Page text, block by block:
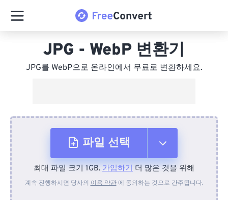
JPG - WebP 변환기
JPG를 WebP으로 온라인에서 무료로 변환하세요.
파일 선택
장치에서
최대 파일 크기 1GB. 가입하기 더 많은 것을 위해
계속 진행하시면 당사의 이용 약관에 동의하는 것으로 간주됩니다.